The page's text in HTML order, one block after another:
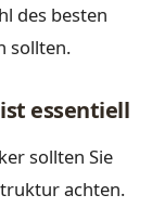
des besten
sollten.
essentiell
sollten Sie
achten.